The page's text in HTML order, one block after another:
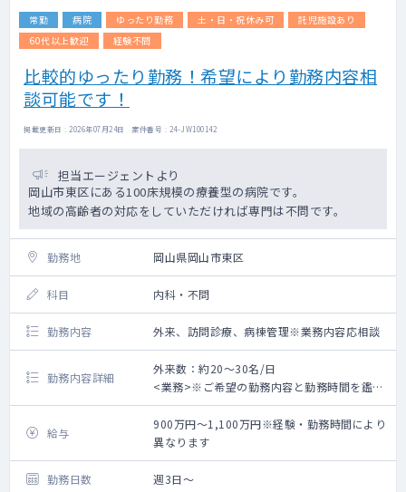
対応件数：希望により相談可能
常勤 病院 ゆったり勤務 土・日・祝休み可
託児施設あり
60代以上歓迎
経験不問
比較的ゆったり勤務！希望により勤務内容相
談可能です！
掲載更新日 : 2026年07月24日 案件番号 : 24-JW100142
担当エージェントより
岡山市東区にある100床規模の療養型の病院です。
地域の高齢者の対応をしていただければ専門は不問です。
勤務地 岡山県岡山市東区
科目 内科・不問
勤務内容 外来、訪問診療、病棟管理※業務内容応相談
勤務内容詳細
外来数：約20～30名/日
<業務>※ご希望の勤務内容と勤務時間を鑑み
て調整いたします。
■外来 ：担当コマ数 2コマ程度/週、外
来数 100人/日※週1コマでも相談可
■病棟 ：受け持ち患者数 40人程度（相
給与
900万円～1,100万円※経験・勤務時間により
異なります
勤務日数 週3日～